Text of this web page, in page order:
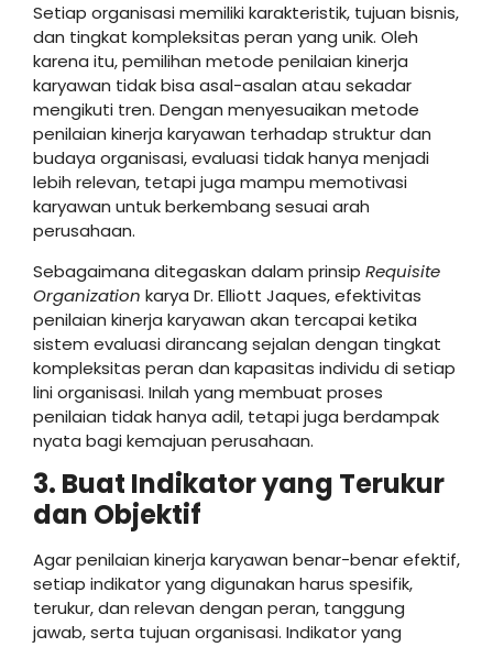
Setiap organisasi memiliki karakteristik, tujuan bisnis,
dan tingkat kompleksitas peran yang unik. Oleh
karena itu, pemilihan metode penilaian kinerja
karyawan tidak bisa asal-asalan atau sekadar
mengikuti tren. Dengan menyesuaikan metode
penilaian kinerja karyawan terhadap struktur dan
budaya organisasi, evaluasi tidak hanya menjadi
lebih relevan, tetapi juga mampu memotivasi
karyawan untuk berkembang sesuai arah
perusahaan.
Sebagaimana ditegaskan dalam prinsip Requisite
Organization karya Dr. Elliott Jaques, efektivitas
penilaian kinerja karyawan akan tercapai ketika
sistem evaluasi dirancang sejalan dengan tingkat
kompleksitas peran dan kapasitas individu di setiap
lini organisasi. Inilah yang membuat proses
penilaian tidak hanya adil, tetapi juga berdampak
nyata bagi kemajuan perusahaan.
3. Buat Indikator yang Terukur
dan Objektif
Agar penilaian kinerja karyawan benar-benar efektif,
setiap indikator yang digunakan harus spesifik,
terukur, dan relevan dengan peran, tanggung
jawab, serta tujuan organisasi. Indikator yang